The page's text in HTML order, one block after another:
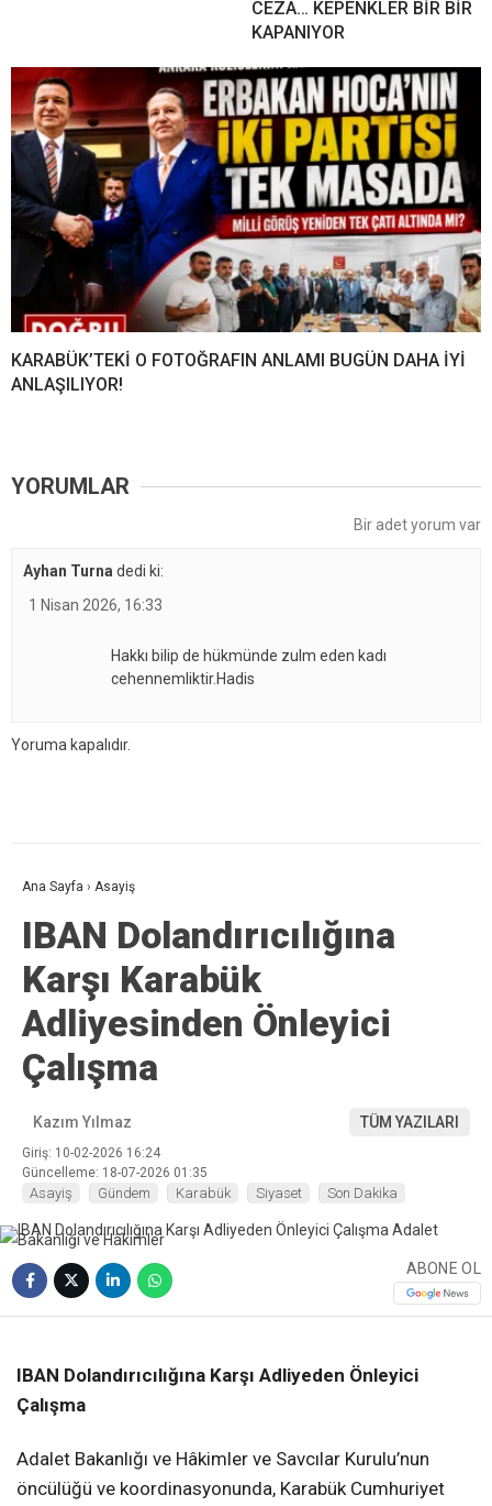
CEZA… KEPENKLER BİR BİR
KAPANIYOR
KARABÜK’TEKİ O FOTOĞRAFIN ANLAMI BUGÜN DAHA İYİ
ANLAŞILIYOR!
YORUMLAR
Bir adet yorum var
Ayhan Turna dedi ki:
1 Nisan 2026, 16:33
Hakkı bilip de hükmünde zulm eden kadı
cehennemliktir.Hadis
Yoruma kapalıdır.
Ana Sayfa › Asayiş
IBAN Dolandırıcılığına
Karşı Karabük
Adliyesinden Önleyici
Çalışma
Kazım Yılmaz TÜM YAZILARI
Giriş: 10-02-2026 16:24
Güncelleme: 18-07-2026 01:35
Asayiş Gündem Karabük Siyaset Son Dakika
ABONE OL
IBAN Dolandırıcılığına Karşı Adliyeden Önleyici
Çalışma
Adalet Bakanlığı ve Hâkimler ve Savcılar Kurulu’nun
öncülüğü ve koordinasyonunda, Karabük Cumhuriyet